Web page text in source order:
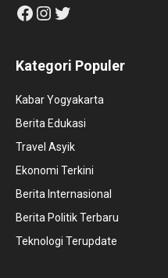
Facebook
Instagram
Twitter
Kategori Populer
Kabar Yogyakarta
Berita Edukasi
Travel Asyik
Ekonomi Terkini
Berita Internasional
Berita Politik Terbaru
Teknologi Terupdate